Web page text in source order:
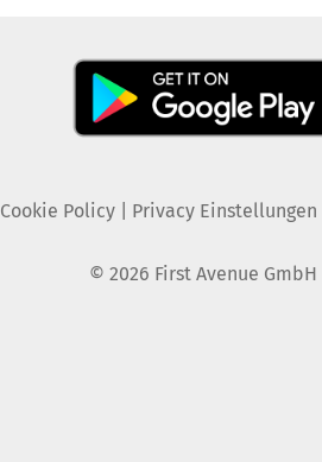
Cookie Policy| Privacy Einstellungen
© 2026 First Avenue GmbH